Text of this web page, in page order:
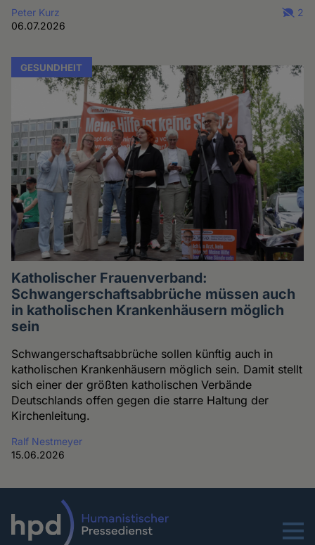
Peter Kurz
06.07.2026
2
GESUNDHEIT
Katholischer Frauenverband:
Schwangerschaftsabbrüche müssen auch
in katholischen Krankenhäusern möglich
sein
Schwangerschaftsabbrüche sollen künftig auch in
katholischen Krankenhäusern möglich sein. Damit stellt
sich einer der größten katholischen Verbände
Deutschlands offen gegen die starre Haltung der
Kirchenleitung.
Ralf Nestmeyer
15.06.2026
Menu